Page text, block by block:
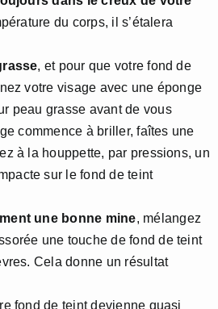
du corps, il s’étalera
, et pour que votre fond de
votre visage avec une éponge
peau grasse avant de vous
commence à briller, faîtes une
à la houppette, par pressions, un
sur le fond de teint
une bonne mine, mélangez
une touche de fond de teint
Cela donne un résultat
fond de teint devienne quasi